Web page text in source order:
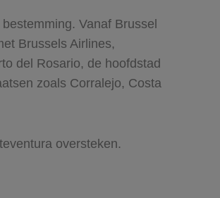
Vanaf Brussel
Brussels Airlines,
del Rosario, de hoofdstad
zoals Corralejo, Costa
oversteken.